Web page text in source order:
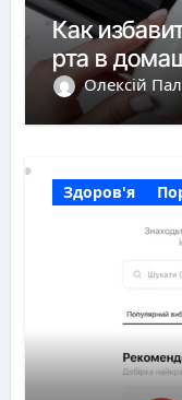
Как
рта в
Олексій
Здоров'я